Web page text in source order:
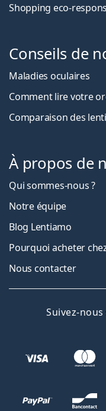
Shopping eco-
Conseils de
Maladies oculaires
Comment lire votre
Comparaison des
À propos de
Qui sommes-nous ?
Notre équipe
Blog Lentiamo
Pourquoi acheter
Nous contacter
Suivez-